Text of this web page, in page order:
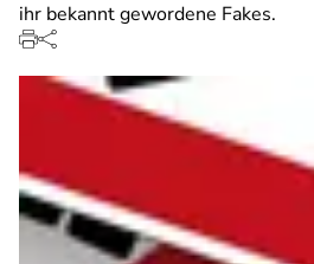
ihr bekannt gewordene Fakes.